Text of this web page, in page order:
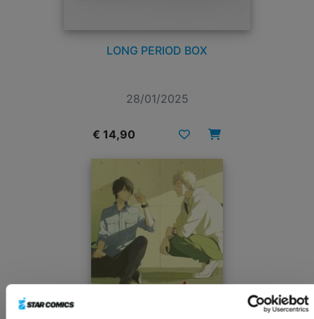
LONG PERIOD BOX
28/01/2025
€ 14,90